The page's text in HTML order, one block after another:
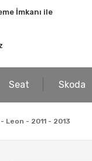
İmkanı ile
Seat Skoda
Leon - 2011 - 2013